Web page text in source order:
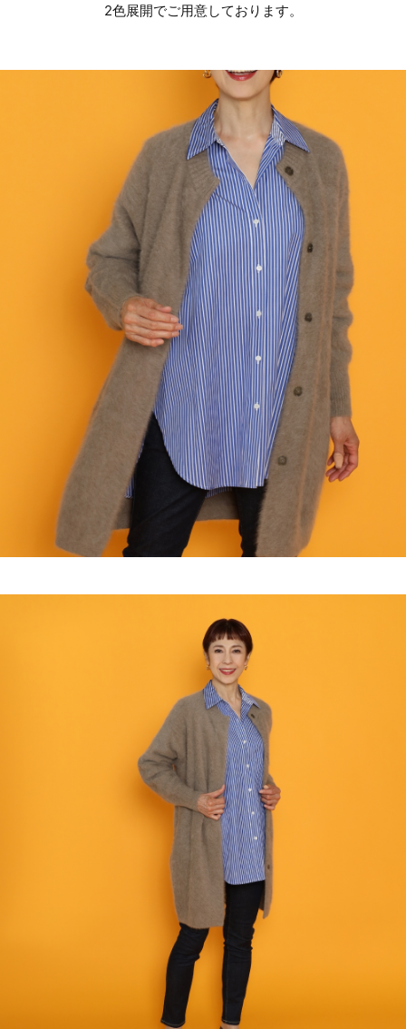
2色展開でご用意しております。